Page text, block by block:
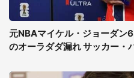
元NBAマイケル・ジョーダン
のオーラダダ漏れ サッカー・